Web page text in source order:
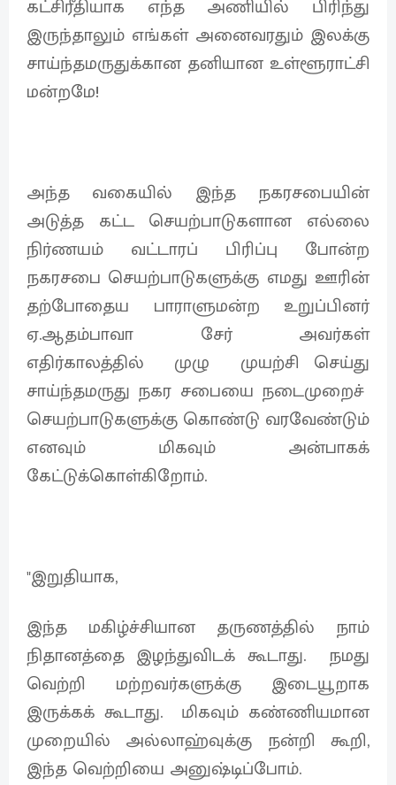
கட்சிரீதியாக எந்த அணியில் பிரிந்து
இருந்தாலும் எங்கள் அனைவரதும் இலக்கு
சாய்ந்தமருதுக்கான தனியான உள்ளூராட்சி
மன்றமே!
அந்த வகையில் இந்த நகரசபையின்
அடுத்த கட்ட செயற்பாடுகளான எல்லை
நிர்ணயம் வட்டாரப் பிரிப்பு போன்ற
நகரசபை செயற்பாடுகளுக்கு எமது ஊரின்‌
தற்போதைய பாராளுமன்ற உறுப்பினர்
ஏ.ஆதம்பாவா சேர் அவர்கள்
எதிர்காலத்தில் முழு முயற்சி செய்து
சாய்ந்தமருது நகர சபையை நடைமுறைச்
செயற்பாடுகளுக்கு கொண்டு வரவேண்டும்
எனவும் மிகவும் அன்பாகக்
கேட்டுக்கொள்கிறோம்.
"இறுதியாக,
இந்த மகிழ்ச்சியான தருணத்தில் நாம்
நிதானத்தை இழந்துவிடக் கூடாது. நமது
வெற்றி மற்றவர்களுக்கு இடையூறாக
இருக்கக் கூடாது. மிகவும் கண்ணியமான
முறையில் அல்லாஹ்வுக்கு நன்றி கூறி,
இந்த வெற்றியை அனுஷ்டிப்போம்.